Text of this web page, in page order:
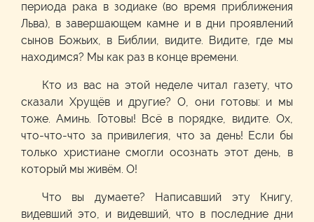
периода рака в зодиаке (во время приближения
Льва), в завершающем камне и в дни проявлений
сынов Божьих, в Библии, видите. Видите, где мы
находимся? Мы как раз в конце времени.
Кто из вас на этой неделе читал газету, что
сказали Хрущёв и другие? О, они готовы: и мы
тоже. Аминь. Готовы! Всё в порядке, видите. Ох,
что-что-что за привилегия, что за день! Если бы
только христиане смогли осознать этот день, в
который мы живём. О!
Что вы думаете? Написавший эту Книгу,
видевший это, и видевший, что в последние дни